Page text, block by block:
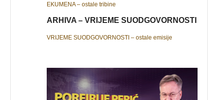
EKUMENA – ostale tribine
ARHIVA – VRIJEME SUODGOVORNOSTI
VRIJEME SUODGOVORNOSTI – ostale emisije